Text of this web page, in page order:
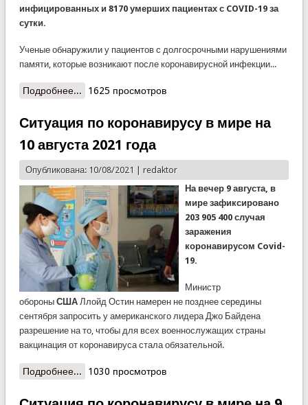
инфицированных и 8170 умерших пациентах с COVID-19 за
сутки.
Ученые обнаружили у пациентов с долгосрочными нарушениями
памяти, которые возникают после коронавирусной инфекции...
Подробнее... о Ситуация по коронавирусу в мире на 11
1625 просмотров
Ситуация по коронавирусу в мире на
10 августа 2021 года
Опубликована: 10/08/2021 | redaktor
На вечер 9 августа, в
мире зафиксировано
203 905 400 случая
заражения
коронавирусом Covid-
19.
Министр
обороны США Ллойд Остин намерен не позднее середины
сентября запросить у американского лидера Джо Байдена
разрешение на то, чтобы для всех военнослужащих страны
вакцинация от коронавируса стала обязательной.
Подробнее... о Ситуация по коронавирусу в мире на 10
1030 просмотров